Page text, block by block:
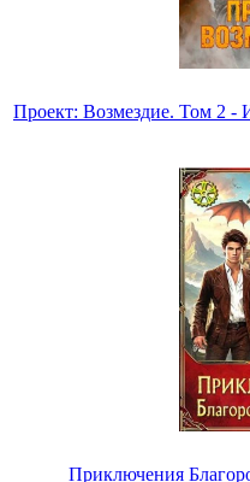
Проект: Возмездие. Том 2 -
Приключения